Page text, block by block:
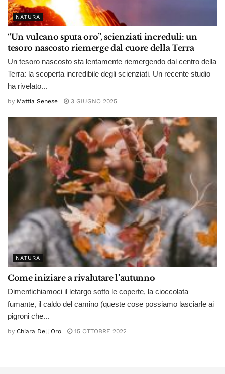
NATURA
“Un vulcano sputa oro”, scienziati increduli: un
tesoro nascosto riemerge dal cuore della Terra
Un tesoro nascosto sta lentamente riemergendo dal centro della
Terra: la scoperta incredibile degli scienziati. Un recente studio
ha rivelato...
by Mattia Senese 3 GIUGNO 2025
NATURA
Come iniziare a rivalutare l’autunno
Dimentichiamoci il letargo sotto le coperte, la cioccolata
fumante, il caldo del camino (queste cose possiamo lasciarle ai
pigroni che...
by Chiara Dell'Oro 15 OTTOBRE 2022